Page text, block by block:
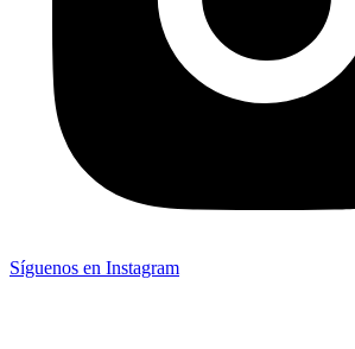
Síguenos en Instagram